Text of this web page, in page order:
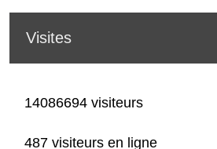
Visites
14086694 visiteurs
487 visiteurs en ligne